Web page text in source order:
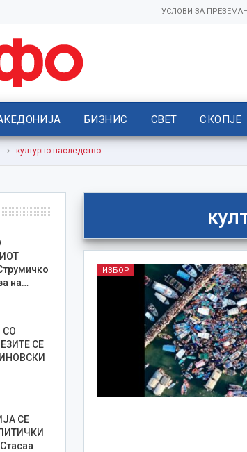
УСЛОВИ ЗА
БИЗНИС СВЕТ СКОПЈЕ
културно наследство
ИЗБОР
на…
СО
СЕ
СЕ